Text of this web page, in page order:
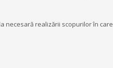
necesară realizării scopurilor în